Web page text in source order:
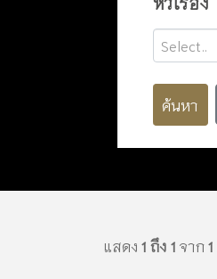
Select..
ค้นหา
แสดง1 ถึง 1จาก1